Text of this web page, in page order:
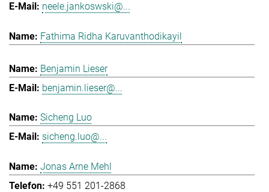
neele.jankoswski@...
Fathima Ridha Karuvanthodikayil
Benjamin Lieser
benjamin.lieser@...
Sicheng Luo
sicheng.luo@...
Jonas Arne Mehl
+49 551 201-2868